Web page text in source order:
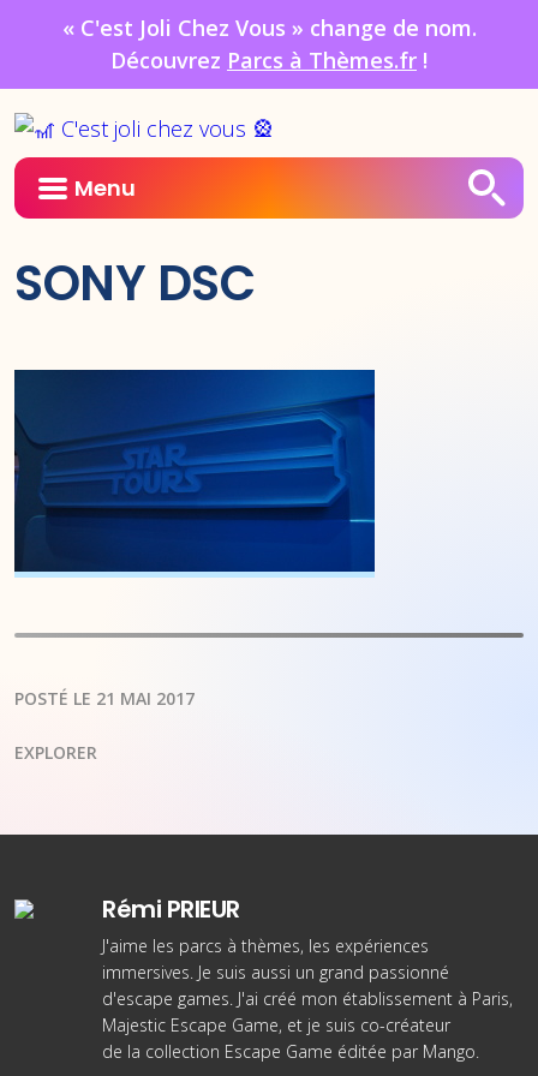
« C'est Joli Chez Vous » change de nom.
Découvrez Parcs à Thèmes.fr !
Menu
SONY DSC
POSTÉ LE 21 MAI 2017
EXPLORER
Rémi PRIEUR
J'aime les parcs à thèmes, les expériences
immersives. Je suis aussi un grand passionné
d'escape games. J'ai créé mon établissement à Paris,
Majestic Escape Game, et je suis co-créateur
de la collection Escape Game éditée par Mango.